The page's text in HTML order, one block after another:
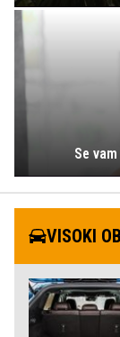
Se
VISOKI